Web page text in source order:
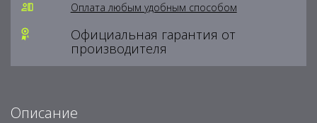
Оплата любым удобным способом
Официальная гарантия от
производителя
Описание